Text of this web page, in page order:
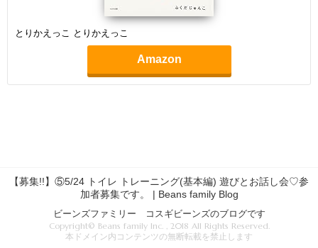
とりかえっこ とりかえっこ
Amazon
【募集!!】⑤5/24 トイレ トレーニング(基本編) 遊びとお話し会♡参
加者募集です。 | Beans family Blog
ビーンズファミリー コスギビーンズのブログです
Copyright© Beans family Inc. , 2018 All Rights Reserved.
本ドメイン内コンテンツの無断転載を禁止します